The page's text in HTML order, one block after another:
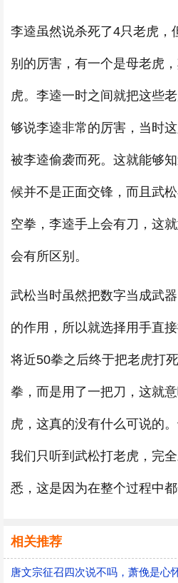
李逵虽然说杀死了4只老虎，
别的厉害，有一个是母老虎
虎。李逵一时之间就把这些
够说李逵非常的厉害，当时
被李逵偷袭而死。这就能够
候并不是正面交锋，而且武
空拳，李逵手上会有刀，这
会有所区别。
武松当时虽然把数字当成武
的作用，所以就选择用手直
将近50拳之后终于把老虎打
拳，而是用了一把刀，这就
虎，这真的没有什么可说的
我们只听到武松打老虎，完
悉，这是因为在整个过程中
相关推荐